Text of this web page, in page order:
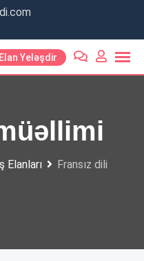
Elan Yeləşdir
Elanları
Fransız dili